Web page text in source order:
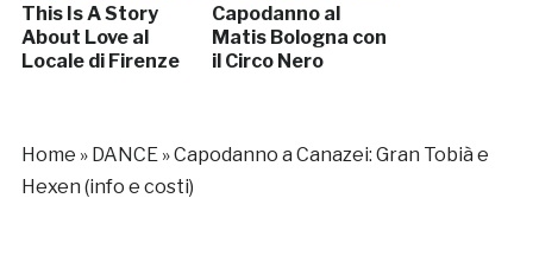
This Is A Story
About Love al
Locale di Firenze
Capodanno al
Matis Bologna con
il Circo Nero
Home » DANCE»Capodanno a Canazei: Gran Tobià e
Hexen (info e costi)